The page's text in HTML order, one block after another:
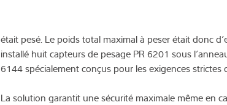
était pesé. Le poids total maximal à peser était donc
installé huit capteurs de pesage PR 6201 sous
6144 spécialement conçus pour les exigences strictes
La solution garantit une sécurité maximale même en